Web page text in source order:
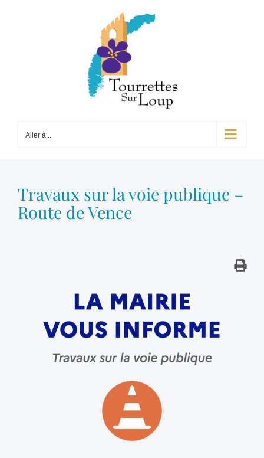
Aller à...
Travaux sur la voie publique –
Route de Vence